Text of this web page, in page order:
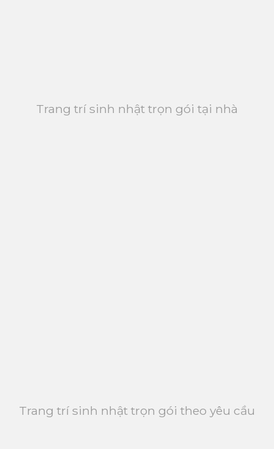
Trang trí sinh nhật trọn gói tại nhà
Trang trí sinh nhật trọn gói theo yêu cầu